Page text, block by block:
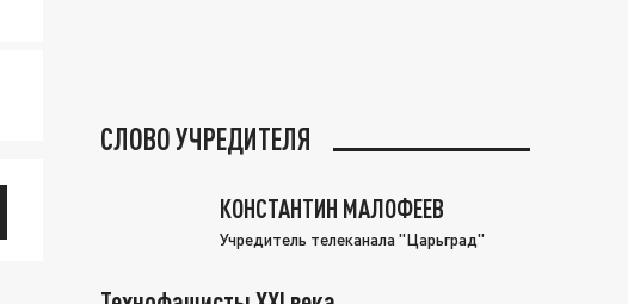
СЛОВО УЧРЕДИТЕЛЯ
КОНСТАНТИН МАЛОФЕЕВ
Учредитель телеканала "Царьград"